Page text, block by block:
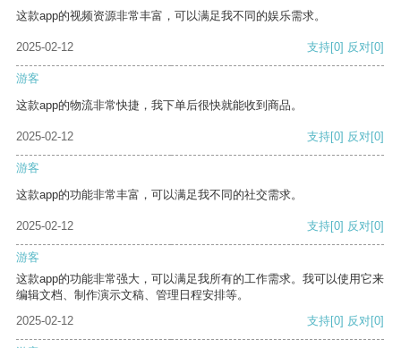
这款app的视频资源非常丰富，可以满足我不同的娱乐需求。
2025-02-12 支持[0] 反对[0]
游客
这款app的物流非常快捷，我下单后很快就能收到商品。
2025-02-12 支持[0] 反对[0]
游客
这款app的功能非常丰富，可以满足我不同的社交需求。
2025-02-12 支持[0] 反对[0]
游客
这款app的功能非常强大，可以满足我所有的工作需求。我可以使用它来
编辑文档、制作演示文稿、管理日程安排等。
2025-02-12
支持[0] 反对[0]